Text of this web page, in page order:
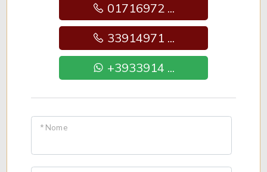
01716972 ...
33914971 ...
+3933914 ...
* Nome